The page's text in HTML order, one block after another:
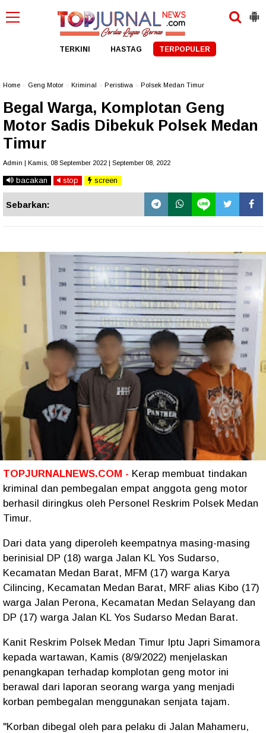
TERKINI HASTAG TERPOPULER
Home Geng Motor Kriminal Peristiwa Polsek Medan Timur
Begal Warga, Komplotan Geng
Motor Sadis Dibekuk Polsek Medan
Timur
Admin | Kamis, 08 September 2022 | September 08, 2022
bacakan stop screen
Sebarkan:
TOPJURNALNEWS.COM - Kerap membuat tindakan
kriminal dan pembegalan empat anggota geng motor
berhasil diringkus oleh Personel Reskrim Polsek Medan
Timur.
Dari data yang diperoleh keempatnya masing-masing
berinisial DP (18) warga Jalan KL Yos Sudarso,
Kecamatan Medan Barat, MFM (17) warga Karya
Cilincing, Kecamatan Medan Barat, MRF alias Kibo (17)
warga Jalan Perona, Kecamatan Medan Selayang dan
DP (17) warga Jalan KL Yos Sudarso Medan Barat.
Kanit Reskrim Polsek Medan Timur Iptu Japri Simamora
kepada wartawan, Kamis (8/9/2022) menjelaskan
penangkapan terhadap komplotan geng motor ini
berawal dari laporan seorang warga yang menjadi
korban pembegalan menggunakan senjata tajam.
"Korban dibegal oleh para pelaku di Jalan Mahameru,